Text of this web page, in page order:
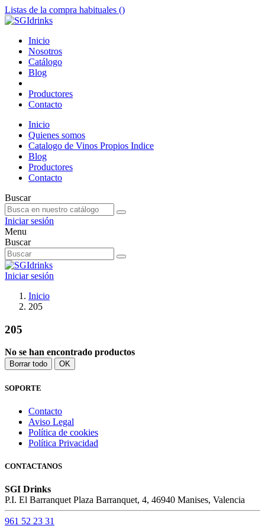
Listas de la compra habituales ()
Inicio
Nosotros
Catálogo
Blog
Productores
Contacto
Inicio
Quienes somos
Catalogo de Vinos Propios Indice
Blog
Productores
Contacto
Buscar
Iniciar sesión
Menu
Buscar
Iniciar sesión
Inicio
205
205
No se han encontrado productos
Borrar todo OK
SOPORTE
Contacto
Aviso Legal
Política de cookies
Política Privacidad
CONTACTANOS
SGI Drinks
P.I. El Barranquet Plaza Barranquet, 4, 46940 Manises, Valencia
961 52 23 31